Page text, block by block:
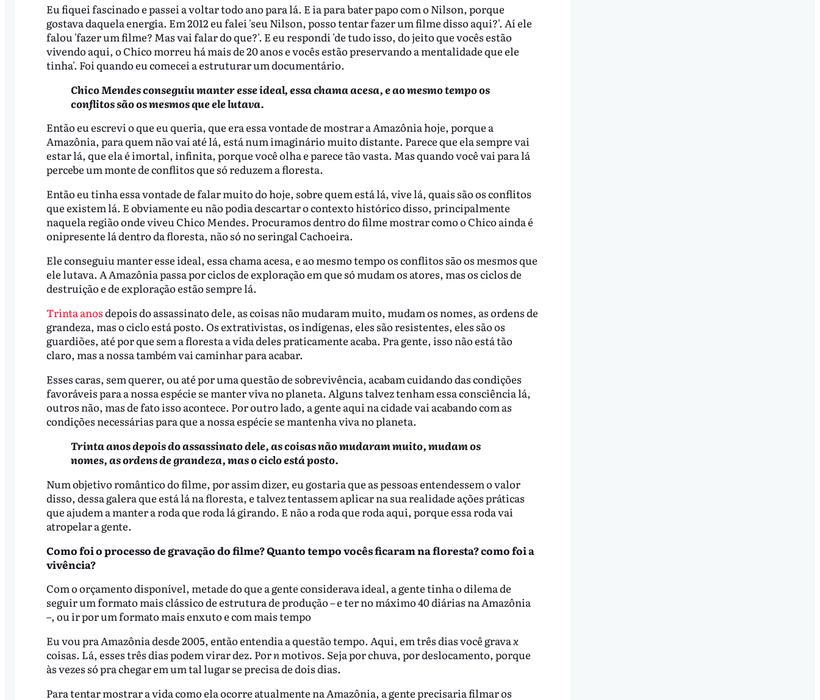
Eu fiquei fascinado e passei a voltar todo ano para lá. E ia para bater papo com o Nilson, porque
gostava daquela energia. Em 2012 eu falei 'seu Nilson, posso tentar fazer um filme disso aqui?'. Aí ele
falou 'fazer um filme? Mas vai falar do que?'. E eu respondi 'de tudo isso, do jeito que vocês estão
vivendo aqui, o Chico morreu há mais de 20 anos e vocês estão preservando a mentalidade que ele
tinha'. Foi quando eu comecei a estruturar um documentário.
Chico Mendes conseguiu manter esse ideal, essa chama acesa, e ao mesmo tempo os
conflitos são os mesmos que ele lutava.
Então eu escrevi o que eu queria, que era essa vontade de mostrar a Amazônia hoje, porque a
Amazônia, para quem não vai até lá, está num imaginário muito distante. Parece que ela sempre vai
estar lá, que ela é imortal, infinita, porque você olha e parece tão vasta. Mas quando você vai para lá
percebe um monte de conflitos que só reduzem a floresta.
Então eu tinha essa vontade de falar muito do hoje, sobre quem está lá, vive lá, quais são os conflitos
que existem lá. E obviamente eu não podia descartar o contexto histórico disso, principalmente
naquela região onde viveu Chico Mendes. Procuramos dentro do filme mostrar como o Chico ainda é
onipresente lá dentro da floresta, não só no seringal Cachoeira.
Ele conseguiu manter esse ideal, essa chama acesa, e ao mesmo tempo os conflitos são os mesmos que
ele lutava. A Amazônia passa por ciclos de exploração em que só mudam os atores, mas os ciclos de
destruição e de exploração estão sempre lá.
Trinta anosdepois do assassinato dele, as coisas não mudaram muito, mudam os nomes, as ordens de
grandeza, mas o ciclo está posto. Os extrativistas, os indígenas, eles são resistentes, eles são os
guardiões, até por que sem a floresta a vida deles praticamente acaba. Pra gente, isso não está tão
claro, mas a nossa também vai caminhar para acabar.
Esses caras, sem querer, ou até por uma questão de sobrevivência, acabam cuidando das condições
favoráveis para a nossa espécie se manter viva no planeta. Alguns talvez tenham essa consciência lá,
outros não, mas de fato isso acontece. Por outro lado, a gente aqui na cidade vai acabando com as
condições necessárias para que a nossa espécie se mantenha viva no planeta.
Trinta anos depois do assassinato dele, as coisas não mudaram muito, mudam os
nomes, as ordens de grandeza, mas o ciclo está posto.
Num objetivo romântico do filme, por assim dizer, eu gostaria que as pessoas entendessem o valor
disso, dessa galera que está lá na floresta, e talvez tentassem aplicar na sua realidade ações práticas
que ajudem a manter a roda que roda lá girando. E não a roda que roda aqui, porque essa roda vai
atropelar a gente.
Como foi o processo de gravação do filme? Quanto tempo vocês ficaram na floresta? como foi a
vivência?
Com o orçamento disponível, metade do que a gente considerava ideal, a gente tinha o dilema de
seguir um formato mais clássico de estrutura de produção – e ter no máximo 40 diárias na Amazônia
–, ou ir por um formato mais enxuto e com mais tempo
Eu vou pra Amazônia desde 2005, então entendia a questão tempo. Aqui, em três dias você gravax
coisas. Lá, esses três dias podem virar dez. Pornmotivos. Seja por chuva, por deslocamento, porque
às vezes só pra chegar em um tal lugar se precisa de dois dias.
Para tentar mostrar a vida como ela ocorre atualmente na Amazônia, a gente precisaria filmar os